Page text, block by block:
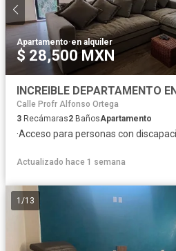
Apartamento·en alquiler
$ 28,500 MXN
INCREIBLE DEPARTAMENTO
Calle Profr Alfonso Ortega
3 Recámaras2 BañosApartamento
·Acceso para personas con
Actualizado hace 1 semana
1 /13